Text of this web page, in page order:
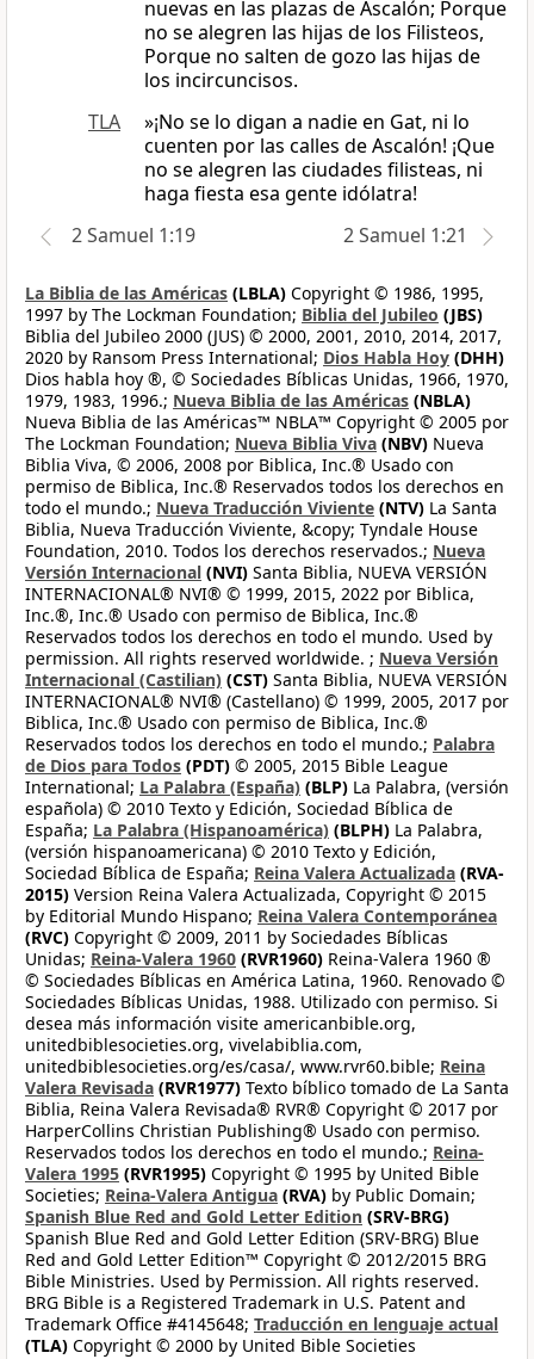
nuevas en las plazas de Ascalón; Porque
no se alegren las hijas de los Filisteos,
Porque no salten de gozo las hijas de
los incircuncisos.
TLA
»¡No se lo digan a nadie en Gat, ni lo
cuenten por las calles de Ascalón! ¡Que
no se alegren las ciudades filisteas, ni
haga fiesta esa gente idólatra!
2 Samuel 1:19
2 Samuel 1:21
La Biblia de las Américas (LBLA) Copyright © 1986, 1995,
1997 by The Lockman Foundation; Biblia del Jubileo (JBS)
Biblia del Jubileo 2000 (JUS) © 2000, 2001, 2010, 2014, 2017,
2020 by Ransom Press International; Dios Habla Hoy (DHH)
Dios habla hoy ®, © Sociedades Bíblicas Unidas, 1966, 1970,
1979, 1983, 1996.; Nueva Biblia de las Américas (NBLA)
Nueva Biblia de las Américas™ NBLA™ Copyright © 2005 por
The Lockman Foundation; Nueva Biblia Viva (NBV) Nueva
Biblia Viva, © 2006, 2008 por Biblica, Inc.® Usado con
permiso de Biblica, Inc.® Reservados todos los derechos en
todo el mundo.; Nueva Traducción Viviente (NTV) La Santa
Biblia, Nueva Traducción Viviente, &copy; Tyndale House
Foundation, 2010. Todos los derechos reservados.; Nueva
Versión Internacional (NVI) Santa Biblia, NUEVA VERSIÓN
INTERNACIONAL® NVI® © 1999, 2015, 2022 por Biblica,
Inc.®, Inc.® Usado con permiso de Biblica, Inc.®
Reservados todos los derechos en todo el mundo. Used by
permission. All rights reserved worldwide. ; Nueva Versión
Internacional (Castilian) (CST) Santa Biblia, NUEVA VERSIÓN
INTERNACIONAL® NVI® (Castellano) © 1999, 2005, 2017 por
Biblica, Inc.® Usado con permiso de Biblica, Inc.®
Reservados todos los derechos en todo el mundo.; Palabra
de Dios para Todos (PDT) © 2005, 2015 Bible League
International; La Palabra (España) (BLP) La Palabra, (versión
española) © 2010 Texto y Edición, Sociedad Bíblica de
España; La Palabra (Hispanoamérica) (BLPH) La Palabra,
(versión hispanoamericana) © 2010 Texto y Edición,
Sociedad Bíblica de España; Reina Valera Actualizada (RVA-
2015) Version Reina Valera Actualizada, Copyright © 2015
by Editorial Mundo Hispano; Reina Valera Contemporánea
(RVC) Copyright © 2009, 2011 by Sociedades Bíblicas
Unidas; Reina-Valera 1960 (RVR1960) Reina-Valera 1960 ®
© Sociedades Bíblicas en América Latina, 1960. Renovado ©
Sociedades Bíblicas Unidas, 1988. Utilizado con permiso. Si
desea más información visite americanbible.org,
unitedbiblesocieties.org, vivelabiblia.com,
unitedbiblesocieties.org/es/casa/, www.rvr60.bible; Reina
Valera Revisada (RVR1977) Texto bíblico tomado de La Santa
Biblia, Reina Valera Revisada® RVR® Copyright © 2017 por
HarperCollins Christian Publishing® Usado con permiso.
Reservados todos los derechos en todo el mundo.; Reina-
Valera 1995 (RVR1995) Copyright © 1995 by United Bible
Societies; Reina-Valera Antigua (RVA) by Public Domain;
Spanish Blue Red and Gold Letter Edition (SRV-BRG)
Spanish Blue Red and Gold Letter Edition (SRV-BRG) Blue
Red and Gold Letter Edition™ Copyright © 2012/2015 BRG
Bible Ministries. Used by Permission. All rights reserved.
BRG Bible is a Registered Trademark in U.S. Patent and
Trademark Office #4145648; Traducción en lenguaje actual
(TLA) Copyright © 2000 by United Bible Societies